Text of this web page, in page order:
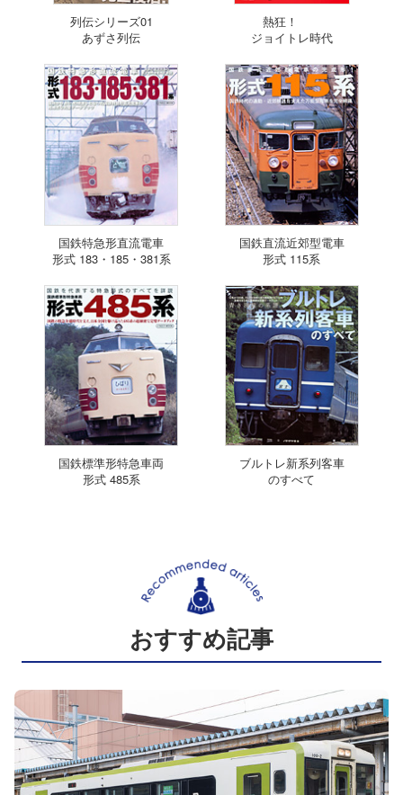
列伝シリーズ01
あずさ列伝
熱狂！
ジョイトレ時代
国鉄特急形直流電車
形式 183・185・381系
国鉄直流近郊型電車
形式 115系
国鉄標準形特急車両
形式 485系
ブルトレ新系列客車
のすべて
おすすめ記事